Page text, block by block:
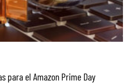
para el Amazon Prime Day